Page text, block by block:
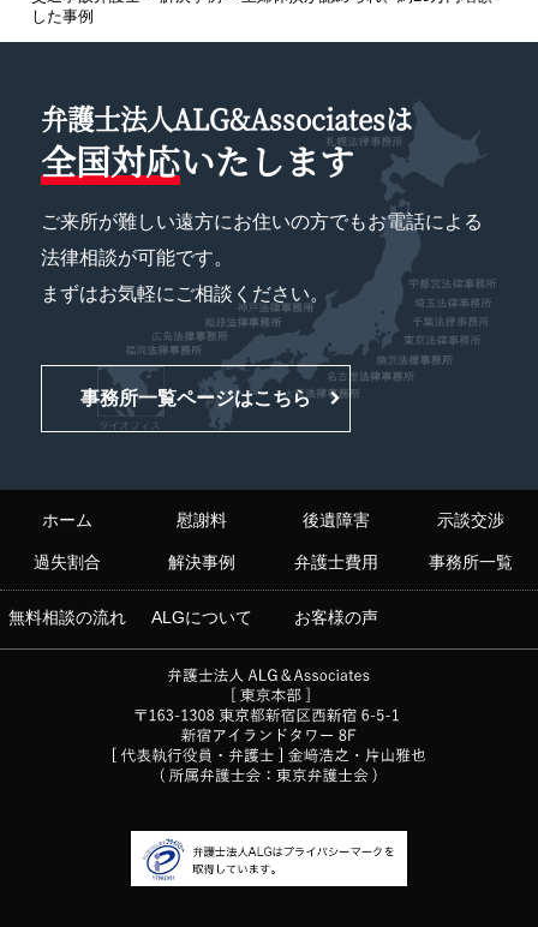
した事例
弁護士法人ALG&Associatesは
全国対応いたします
ご来所が難しい遠方にお住いの方でもお電話による
法律相談が可能です。
まずはお気軽にご相談ください。
事務所一覧ページはこちら
ホーム 慰謝料 後遺障害 示談交渉
過失割合 解決事例 弁護士費用 事務所一覧
無料相談の流れ ALGについて お客様の声